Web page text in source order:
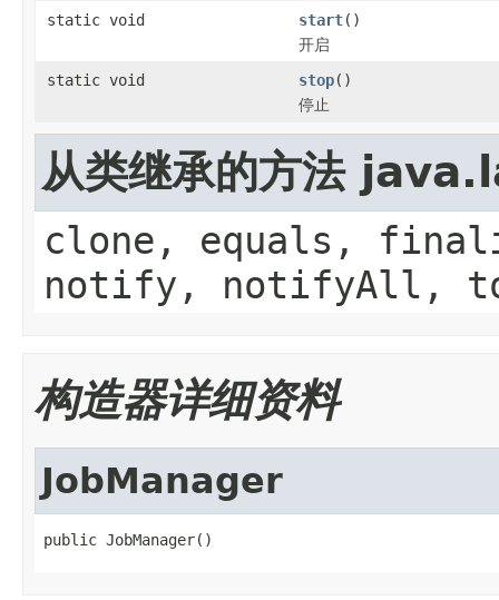
static void
start()
开启
static void
stop()
停止
从类继承的方法
clone, equals,
notify, notifyAll,
构造器详细资料
JobManager
public JobManager()